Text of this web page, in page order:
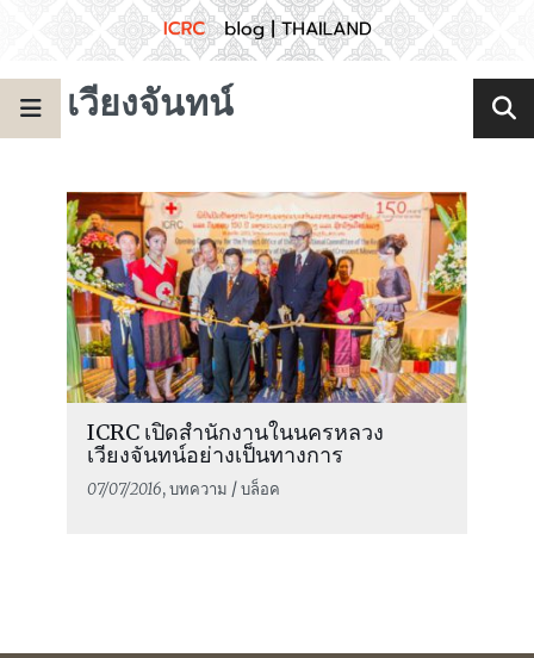
เวียงจันทน์
ICRC เปิดสำนักงานในนครหลวง
เวียงจันทน์อย่างเป็นทางการ
07/07/2016, บทความ / บล็อค